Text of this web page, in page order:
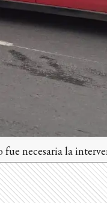
necesaria la